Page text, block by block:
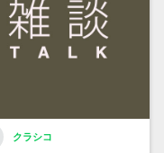
クラシコ